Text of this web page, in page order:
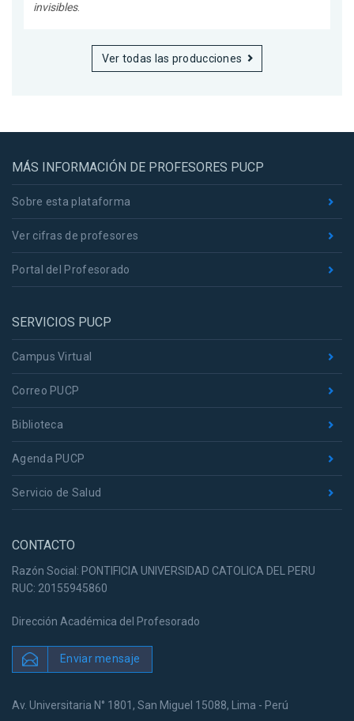
invisibles.
Ver todas las producciones
MÁS INFORMACIÓN DE PROFESORES PUCP
Sobre esta plataforma
Ver cifras de profesores
Portal del Profesorado
SERVICIOS PUCP
Campus Virtual
Correo PUCP
Biblioteca
Agenda PUCP
Servicio de Salud
CONTACTO
Razón Social: PONTIFICIA UNIVERSIDAD CATOLICA DEL PERU
RUC: 20155945860
Dirección Académica del Profesorado
Enviar mensaje
Av. Universitaria N° 1801, San Miguel 15088, Lima - Perú